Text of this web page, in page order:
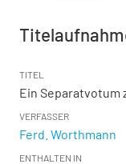
TITEL
Ein Separatvotum
VERFASSER
Ferd. Worthmann
ENTHALTEN IN